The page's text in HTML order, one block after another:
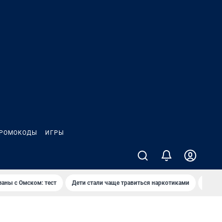
ИГРЫ
с Омском: тест Дети стали чаще травиться наркотиками